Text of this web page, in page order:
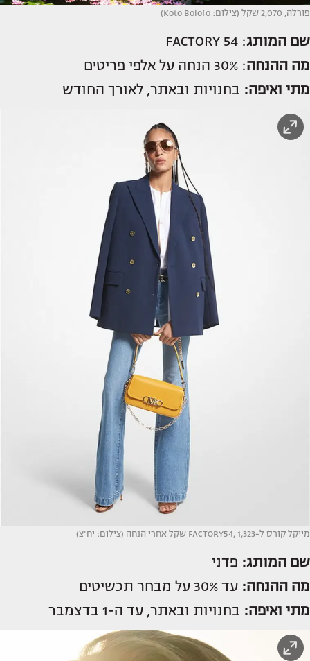
פורלה, 2,070 שקל (צילום: Koto Bolofo)
שם המותג: FACTORY 54
מה ההנחה: 30% הנחה על אלפי פריטים
מתי ואיפה: בחנויות ובאתר, לאורך החודש
מייקל קורס ל-FACTORY54, 1,323 שקל אחרי הנחה (צילום: יח''צ)
שם המותג: פדני
מה ההנחה: עד 30% על מבחר תכשיטים
מתי ואיפה: בחנויות ובאתר, עד ה-1 בדצמבר